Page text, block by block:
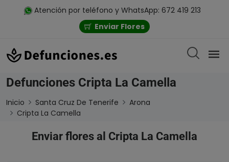
Atención por teléfono y WhatsApp: 672 419 213
Enviar Flores
Defunciones Cripta La Camella
Inicio Santa Cruz De Tenerife
Arona
Cripta La Camella
Enviar flores al Cripta La Camella